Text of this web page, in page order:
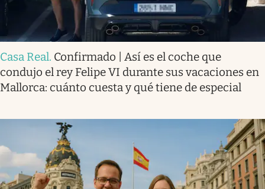
Casa Real. Confirmado | Así es el coche que
condujo el rey Felipe VI durante sus vacaciones en
Mallorca: cuánto cuesta y qué tiene de especial